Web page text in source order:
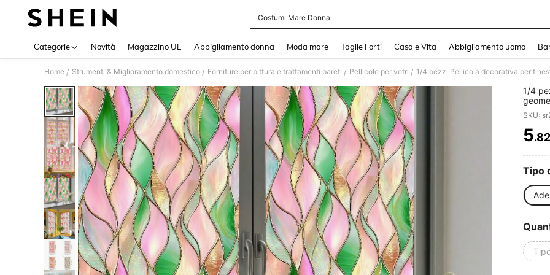
Costumi Mare Donna
Categorie Novità Magazzino UE Abbigliamento donna Moda mare Taglie Forti Casa e Vita Abbigliamento uomo
Home / Strumenti & Miglioramento domestico / Forniture per pittura e trattamenti pareti / Pellicole per vetri /
1/4
da
SKU:
5
Tipo